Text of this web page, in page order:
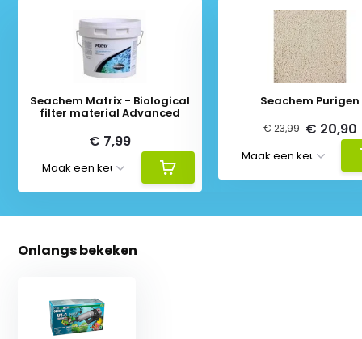
Seachem Matrix - Biological
filter material Advanced
€ 7,99
Seachem Purigen
€ 23,99 € 20,90
Onlangs bekeken